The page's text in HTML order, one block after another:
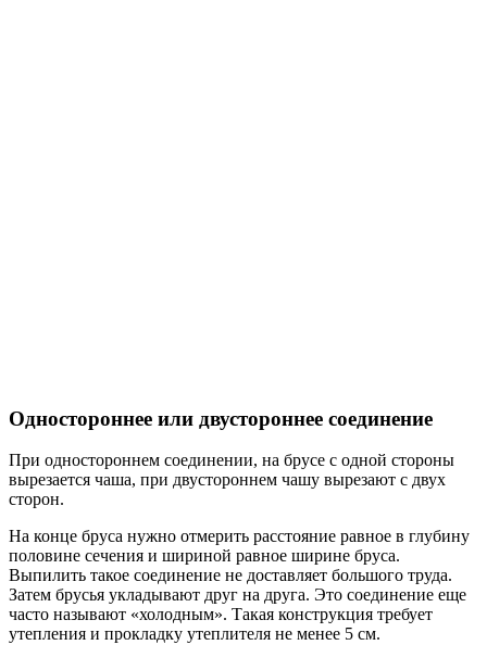
Одностороннее или двустороннее соединение
При одностороннем соединении, на брусе с одной стороны
вырезается чаша, при двустороннем чашу вырезают с двух
сторон.
На конце бруса нужно отмерить расстояние равное в глубину
половине сечения и шириной равное ширине бруса.
Выпилить такое соединение не доставляет большого труда.
Затем брусья укладывают друг на друга. Это соединение еще
часто называют «холодным». Такая конструкция требует
утепления и прокладку утеплителя не менее 5 см.